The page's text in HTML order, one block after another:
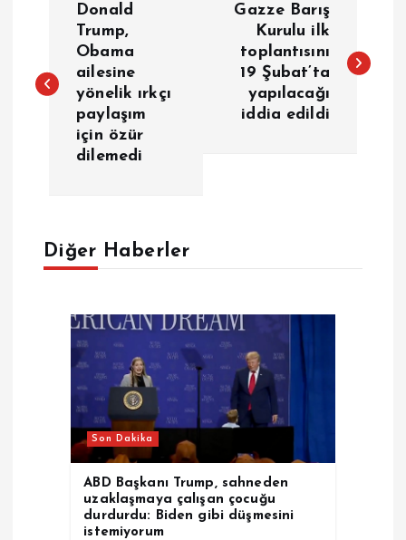
z
z
Donald
Trump,
Obama
ailesine
yönelik ırkçı
paylaşım
için özür
dilemedi
Gazze Barış
Kurulu ilk
toplantısını
19 Şubat’ta
yapılacağı
iddia edildi
Diğer Haberler
Son Dakika
ABD Başkanı Trump, sahneden
uzaklaşmaya çalışan çocuğu
durdurdu: Biden gibi düşmesini
istemiyorum